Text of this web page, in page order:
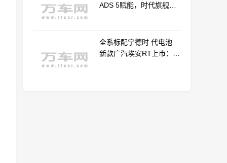
ADS 5赋能，时代旗舰
全系标配宁德时 代电池
新款广汽埃安RT上市：